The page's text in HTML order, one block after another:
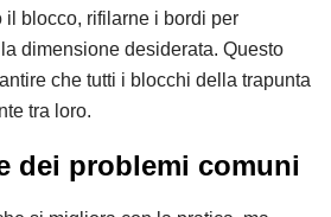
il blocco, rifilarne i bordi per
dimensione desiderata. Questo
che tutti i blocchi della trapunta
tra loro.
dei problemi comuni